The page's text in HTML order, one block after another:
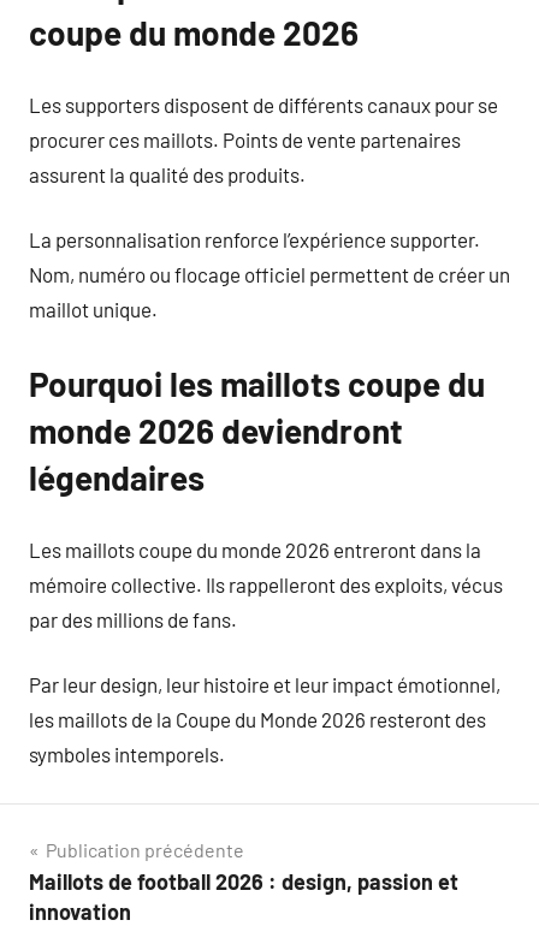
coupe du monde 2026
Les supporters disposent de différents canaux pour se
procurer ces maillots. Points de vente partenaires
assurent la qualité des produits.
La personnalisation renforce l’expérience supporter.
Nom, numéro ou flocage officiel permettent de créer un
maillot unique.
Pourquoi les maillots coupe du
monde 2026 deviendront
légendaires
Les maillots coupe du monde 2026 entreront dans la
mémoire collective. Ils rappelleront des exploits, vécus
par des millions de fans.
Par leur design, leur histoire et leur impact émotionnel,
les maillots de la Coupe du Monde 2026 resteront des
symboles intemporels.
Navigation
de
Publication précédente
Maillots de football 2026 : design, passion et
innovation